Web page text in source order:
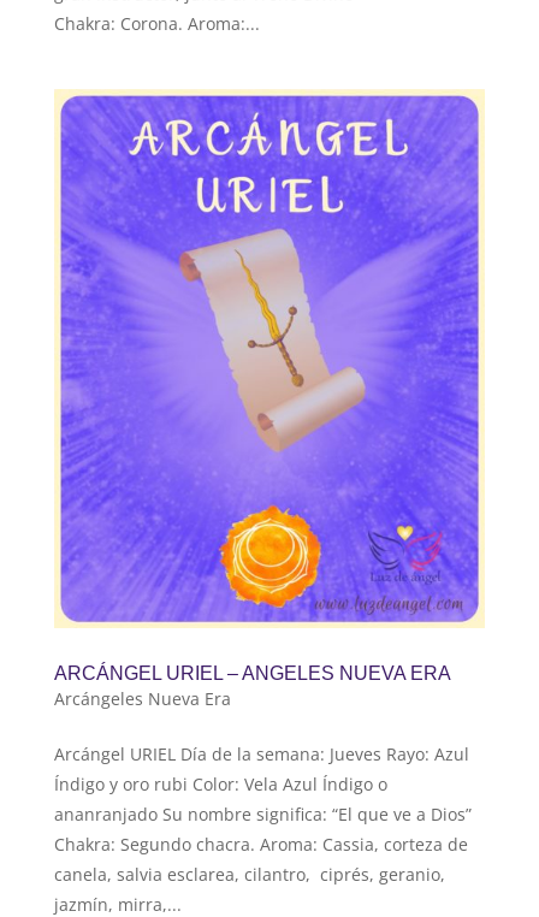
Chakra: Corona. Aroma:...
ARCÁNGEL URIEL – ANGELES NUEVA ERA
Arcángeles Nueva Era
Arcángel URIEL Día de la semana: Jueves Rayo: Azul
Índigo y oro rubi Color: Vela Azul Índigo o
ananranjado Su nombre significa: “El que ve a Dios”
Chakra: Segundo chacra. Aroma: Cassia, corteza de
canela, salvia esclarea, cilantro, ciprés, geranio,
jazmín, mirra,...